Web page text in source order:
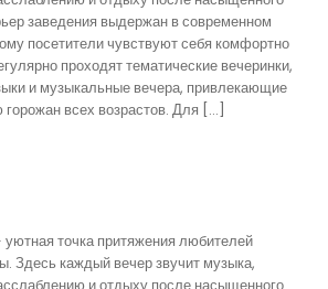
заведения выдержан в современном
посетители чувствуют себя комфортно
проходят тематические вечеринки,
и музыкальные вечера, привлекающие
всех возрастов. Для […]
точка притяжения любителей
Здесь каждый вечер звучит музыка,